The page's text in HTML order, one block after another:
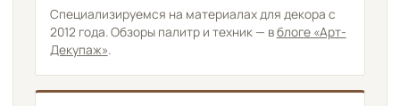
Специализируемся на материалах для декора с
2012 года. Обзоры палитр и техник — вблоге «Арт-
Декупаж».